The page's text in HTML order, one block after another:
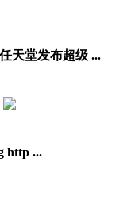
天堂发布超级 ...
http ...